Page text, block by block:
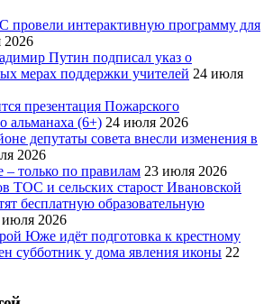
интерактивную программу для
2026
Путин подписал указ о
мерах поддержки учителей 24 июля
презентация Пожарского
альманаха (6+) 24 июля 2026
депутаты совета внесли изменения в
2026
– только по правилам 23 июля 2026
ТОС и сельских старост Ивановской
бесплатную образовательную
июля 2026
Юже идёт подготовка к крестному
субботник у дома явления иконы 22